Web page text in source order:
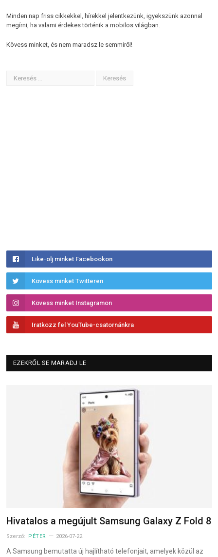
Minden nap friss cikkekkel, hírekkel jelentkezünk, igyekszünk azonnal
megírni, ha valami érdekes történik a mobilos világban.
Kövess minket, és nem maradsz le semmiről!
Like-olj minket Facebookon
Kövess minket Twitteren
Kövess minket Instagramon
Iratkozz fel YouTube-csatornánkra
EZEKRŐL SE MARADJ LE
Hivatalos a megújult Samsung Galaxy Z Fold 8
Szerző: PÉTER 2026-07-22
A Samsung bemutatta új hajlítható telefonjait, amelyek közül az